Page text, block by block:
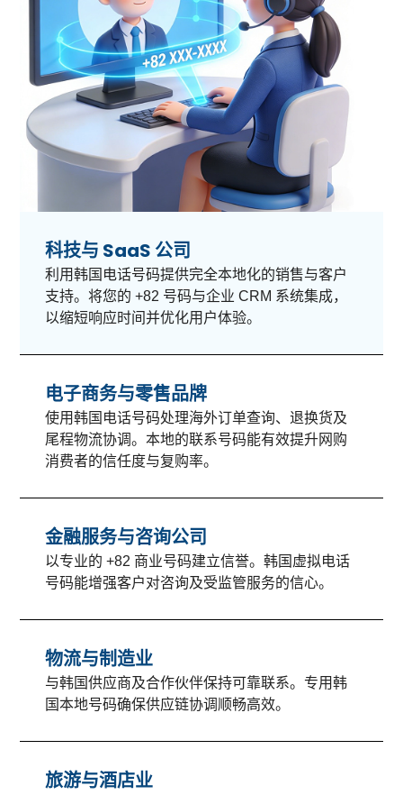
科技与 SaaS 公司
利用韩国电话号码提供完全本地化的销售与客户
支持。将您的 +82 号码与企业 CRM 系统集成，
以缩短响应时间并优化用户体验。
电子商务与零售品牌
使用韩国电话号码处理海外订单查询、退换货及
尾程物流协调。本地的联系号码能有效提升网购
消费者的信任度与复购率。
金融服务与咨询公司
以专业的 +82 商业号码建立信誉。韩国虚拟电话
号码能增强客户对咨询及受监管服务的信心。
物流与制造业
与韩国供应商及合作伙伴保持可靠联系。专用韩
国本地号码确保供应链协调顺畅高效。
旅游与酒店业